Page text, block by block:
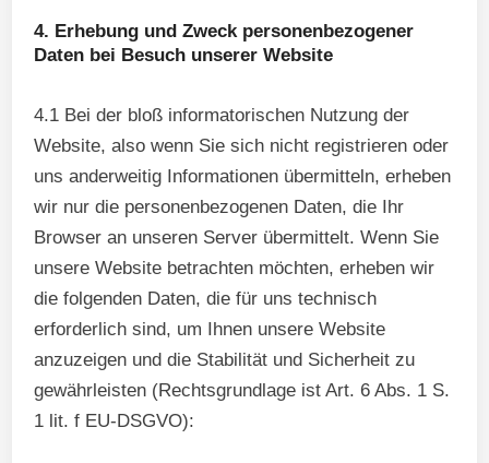
4. Erhebung und Zweck personenbezogener
Daten bei Besuch unserer Website
4.1 Bei der bloß informatorischen Nutzung der
Website, also wenn Sie sich nicht registrieren oder
uns anderweitig Informationen übermitteln, erheben
wir nur die personenbezogenen Daten, die Ihr
Browser an unseren Server übermittelt. Wenn Sie
unsere Website betrachten möchten, erheben wir
die folgenden Daten, die für uns technisch
erforderlich sind, um Ihnen unsere Website
anzuzeigen und die Stabilität und Sicherheit zu
gewährleisten (Rechtsgrundlage ist Art. 6 Abs. 1 S.
1 lit. f EU-DSGVO):